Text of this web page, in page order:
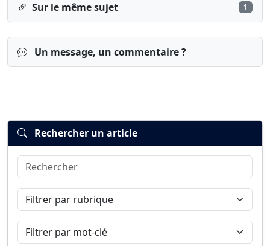
Sur le même sujet 1
Un message, un commentaire ?
Connexion
Rechercher un article
Rechercher
Filtrer par rubrique
Filtrer par mot-clé